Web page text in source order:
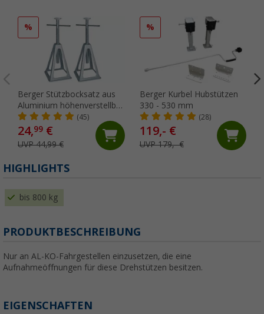
%
Berger Stützbocksatz aus
Aluminium höhenverstellbar
2er-Set
(45)
24,99 €
UVP 44,99 €
%
Berger Kurbel Hubstützen
330 - 530 mm
(28)
119,- €
UVP 179,- €
HIGHLIGHTS
bis 800 kg
PRODUKTBESCHREIBUNG
Nur an AL-KO-Fahrgestellen einzusetzen, die eine
Aufnahmeöffnungen für diese Drehstützen besitzen.
EIGENSCHAFTEN